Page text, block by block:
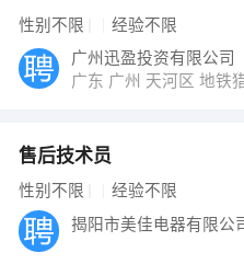
性别不限 经验不限
广州迅盈投资有限公司
广东 广州 天河区 地铁
售后技术员
性别不限 经验不限
揭阳市美佳电器有限公